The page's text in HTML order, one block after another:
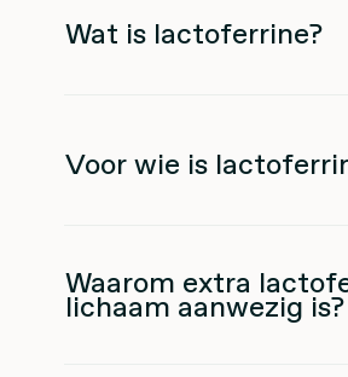
Wat is lactoferrine?
Voor wie is
Waarom extra
lichaam aanwezig is?